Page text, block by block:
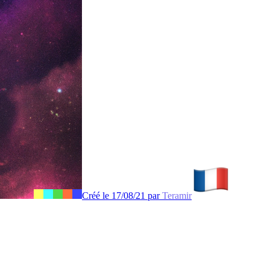
Créé le 17/08/21 par Teramir